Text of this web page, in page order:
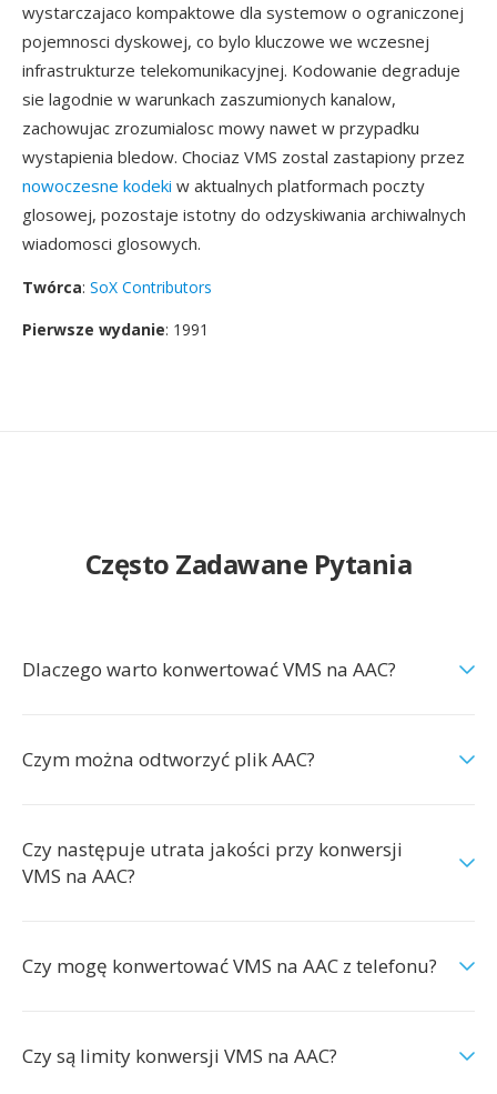
wystarczajaco kompaktowe dla systemow o ograniczonej
pojemnosci dyskowej, co bylo kluczowe we wczesnej
infrastrukturze telekomunikacyjnej. Kodowanie degraduje
sie lagodnie w warunkach zaszumionych kanalow,
zachowujac zrozumialosc mowy nawet w przypadku
wystapienia bledow. Chociaz VMS zostal zastapiony przez
nowoczesne kodeki w aktualnych platformach poczty
glosowej, pozostaje istotny do odzyskiwania archiwalnych
wiadomosci glosowych.
Twórca: SoX Contributors
Pierwsze wydanie: 1991
Często Zadawane Pytania
Dlaczego warto konwertować VMS na AAC?
Czym można odtworzyć plik AAC?
Czy następuje utrata jakości przy konwersji
VMS na AAC?
Czy mogę konwertować VMS na AAC z telefonu?
Czy są limity konwersji VMS na AAC?